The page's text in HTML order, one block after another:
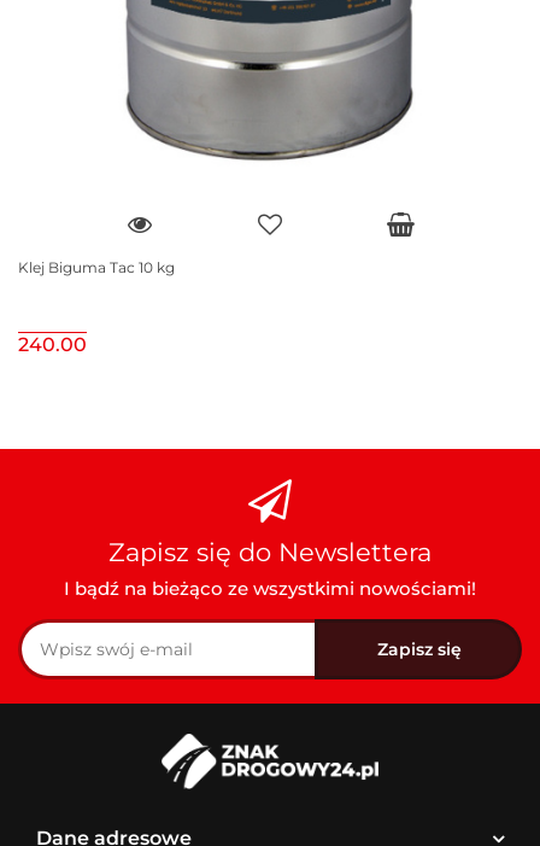
Klej Biguma Tac 10 kg
240.00
Zapisz się do Newslettera
I bądź na bieżąco ze wszystkimi nowościami!
Dane adresowe